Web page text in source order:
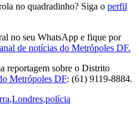
no quadradinho? Siga o perfil
no seu WhatsApp e fique por
de notícias do Metrópoles DF.
reportagem sobre o Distrito
Metrópoles DF: (61) 9119-8884.
,Londres,polícia